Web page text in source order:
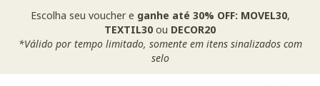
Escolha seu voucher e ganhe até 30% OFF: MOVEL30,
TEXTIL30 ou DECOR20
*Válido por tempo limitado, somente em itens sinalizados com
selo